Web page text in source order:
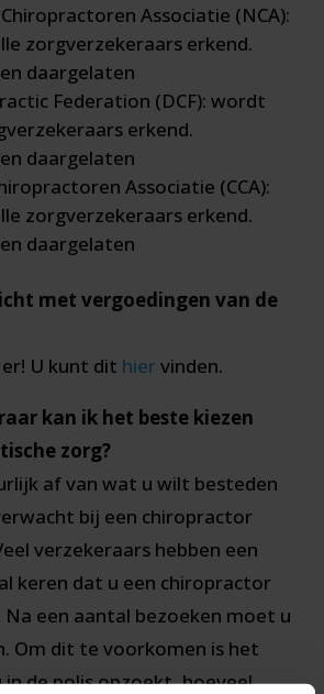
Associatie (NCA):
zorgverzekeraars erkend.
daargelaten
Federation (DCF): wordt
erkend.
daargelaten
Associatie (CCA):
zorgverzekeraars erkend.
daargelaten
met vergoedingen van de
U kunt dit hier vinden.
kan ik het beste kiezen
zorg?
af van wat u wilt besteden
bij een chiropractor
verzekeraars hebben een
keren dat u een chiropractor
een aantal bezoeken moet u
Om dit te voorkomen is het
de polis opzoekt, hoeveel